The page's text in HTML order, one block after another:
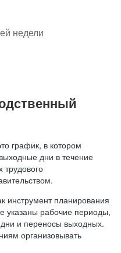
недели
график, в котором
дни в течение
трудового
инструмент планирования
указаны рабочие периоды,
и переносы выходных.
организовывать